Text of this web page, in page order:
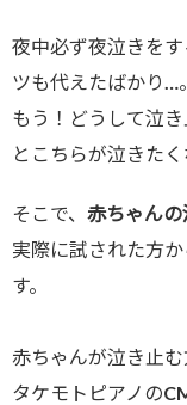
夜中必ず夜泣きを
ツも代えたばかり…。
もう！どうして泣
とこちらが泣きた
そこで、 赤ちゃん
実際に試された方
す。
赤ちゃんが泣き止
タケモトピアノの